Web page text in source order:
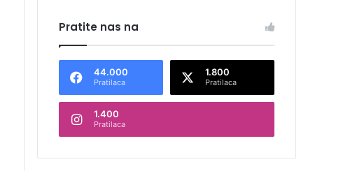
Pratite nas na
44.000
Pratilaca
1.800
Pratilaca
1.400
Pratilaca